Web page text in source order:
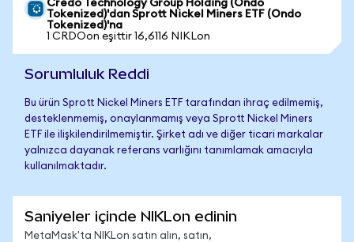
Credo Technology Group Holding (Ondo
Tokenized)'dan Sprott Nickel Miners ETF (Ondo
Tokenized)'na
1 CRDOon eşittir 16,6116 NIKLon
Sorumluluk Reddi
Bu ürün Sprott Nickel Miners ETF tarafından ihraç edilmemiş,
desteklenmemiş, onaylanmamış veya Sprott Nickel Miners
ETF ile ilişkilendirilmemiştir. Şirket adı ve diğer ticari markalar
yalnızca dayanak referans varlığını tanımlamak amacıyla
kullanılmaktadır.
Saniyeler içinde NIKLon edinin
MetaMask'ta NIKLon satın alın, satın,